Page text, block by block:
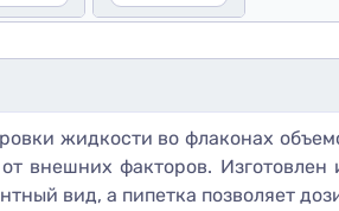
жидкости во флаконах
факторов. Изготовлен
вид, а пипетка позволяет